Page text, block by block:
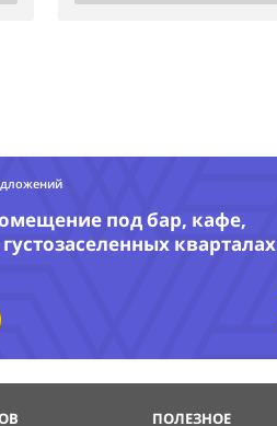
под бар, кафе,
кварталах
ПОЛЕЗНОЕ